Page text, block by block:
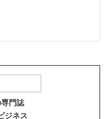
門誌
ジネス